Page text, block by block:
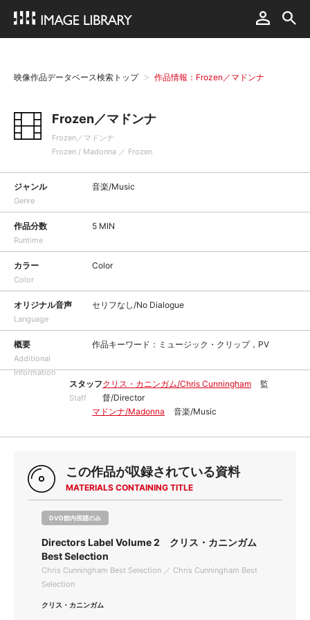
映像作品データベース検索トップ 作品情報：Frozen／マドンナ
Frozen／マドンナ
Frozen／マドンナ
Frozen / Madonna ／ Frozen
ジャンル
Genre
音楽/Music
作品分数
Runtime
5 MIN
カラー
Color
Color
オリジナル音声
Language
セリフなし/No Dialogue
概要
Additional
Information
作品キーワード：ミュージック・クリップ，PV
スタッフ
Staff
クリス・カニンガム/Chris Cunningham
監
督/Director
マドンナ/Madonna
音楽/Music
この作品が収録されている資料
MATERIALS CONTAINING TITLE
DVD館内視聴のみ
Directors Label Volume 2 クリス・カニンガム
Best Selection
Chris Cunningham Best Selection ／ Chris Cunningham Best
Selection
クリス・カニンガム